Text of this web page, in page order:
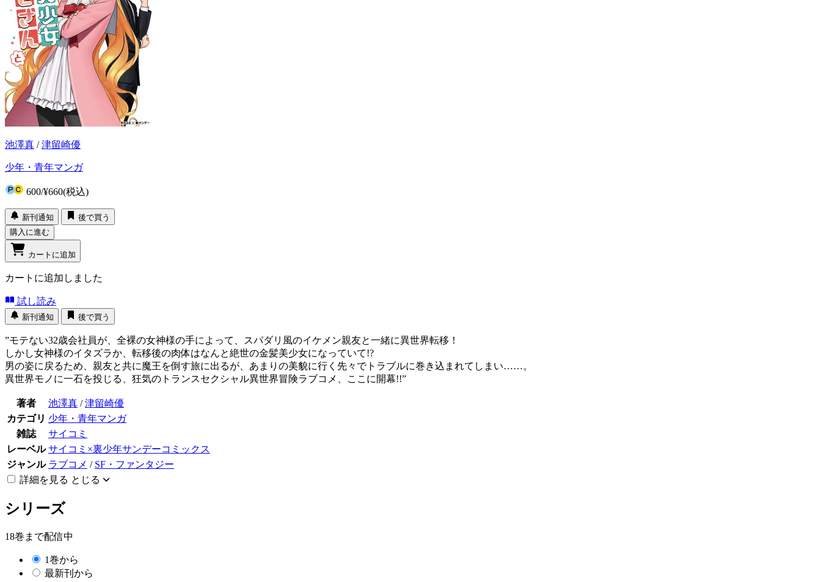
池澤真 /津留崎優
少年・青年マンガ
600/¥660(税込)
新刊通知
後で買う
購入に進む
カートに追加
カートに追加しました
試し読み
新刊通知 後で買う
”モテない32歳会社員が、全裸の女神様の手によって、スパダリ風のイケメン親友と一緒に異世界転移！
しかし女神様のイタズラか、転移後の肉体はなんと絶世の金髪美少女になっていて!?
男の姿に戻るため、親友と共に魔王を倒す旅に出るが、あまりの美貌に行く先々でトラブルに巻き込まれてしまい……。
異世界モノに一石を投じる、狂気のトランスセクシャル異世界冒険ラブコメ、ここに開幕!!”
著者 池澤真 /津留崎優
カテゴリ 少年・青年マンガ
雑誌
サイコミ
レーベル サイコミ×裏少年サンデーコミックス
ジャンル ラブコメ / SF・ファンタジー
詳細を見る とじる
シリーズ
18巻まで配信中
1巻から
最新刊から